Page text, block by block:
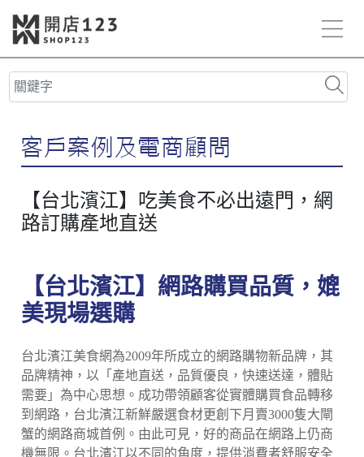
【台北濱江】吃美食不必出遠門，網
路訂購產地直送
【台北濱江】網路購買品質，媲
美現場選購
台北濱江美食網為2009年所成立的網路購物新品牌，其
品牌精神，以「產地直送，品質優良，快速送達，體貼
需要」為中心思想。成功帶領顧客從實體購買食品轉移
到網路，台北濱江新鮮嚴選食材更創下月賣3000隻大閘
蟹的網路商城首例。由此可見，好的商品在網路上仍商
機無限。台北濱江以不同的角度，提供消費者舒服安全